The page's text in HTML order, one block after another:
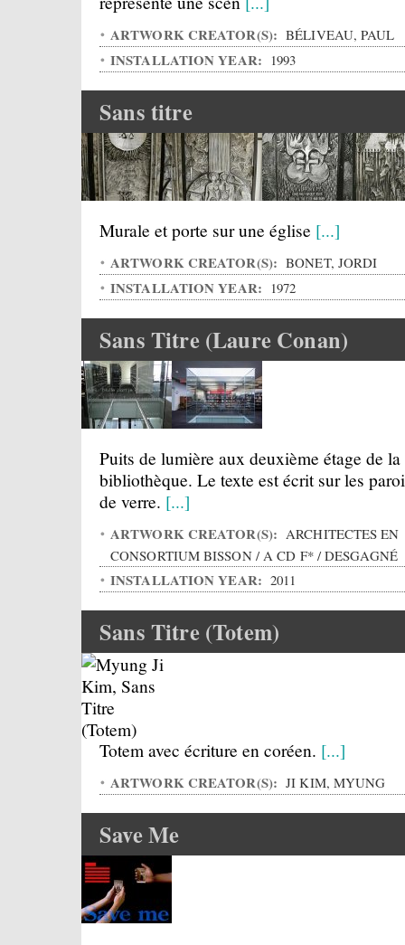
ARTWORK CREATOR(S): BÉLIVEAU, PAUL
INSTALLATION YEAR: 1993
Sans titre
Murale et porte sur une église [...]
ARTWORK CREATOR(S): BONET, JORDI
INSTALLATION YEAR: 1972
Sans Titre (Laure Conan)
Puits de lumière aux deuxième étage de la
bibliothèque. Le texte est écrit sur les
de verre. [...]
ARTWORK CREATOR(S): ARCHITECTES EN
CONSORTIUM BISSON / A CD F* / DESGAGNÉ
INSTALLATION YEAR: 2011
Sans Titre (Totem)
Totem avec écriture en coréen. [...]
ARTWORK CREATOR(S): JI KIM, MYUNG
Save Me